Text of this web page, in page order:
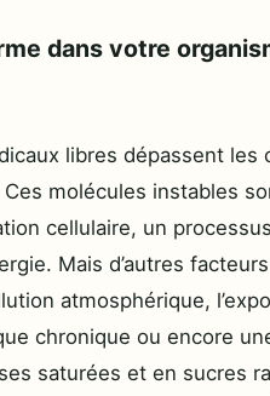
dans votre
libres dépassent les
molécules instables
cellulaire, un
Mais d’autres
atmosphérique,
chronique ou encore
saturées et en sucres